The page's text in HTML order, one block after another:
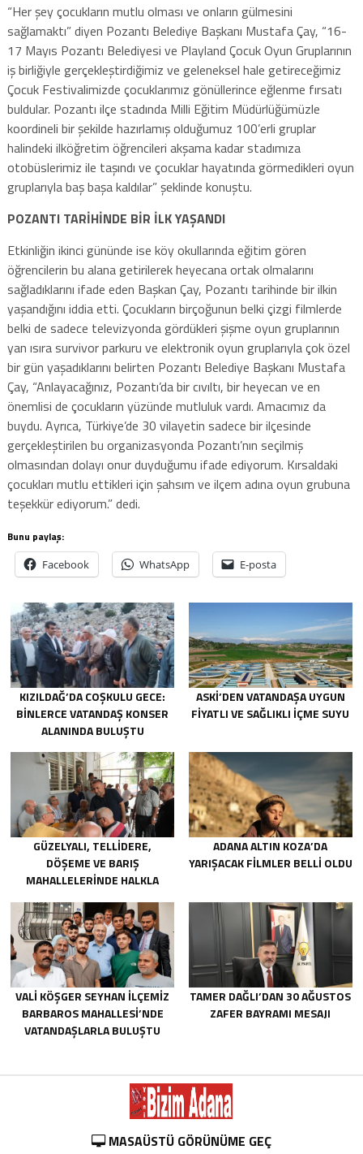
“Her şey çocukların mutlu olması ve onların gülmesini
sağlamaktı” diyen Pozantı Belediye Başkanı Mustafa Çay, “16-
17 Mayıs Pozantı Belediyesi ve Playland Çocuk Oyun Gruplarının
iş birliğiyle gerçekleştirdiğimiz ve geleneksel hale getireceğimiz
Çocuk Festivalimizde çocuklarımız gönüllerince eğlenme fırsatı
buldular. Pozantı ilçe stadında Milli Eğitim Müdürlüğümüzle
koordineli bir şekilde hazırlamış olduğumuz 100’erli gruplar
halindeki ilköğretim öğrencileri akşama kadar stadımıza
otobüslerimiz ile taşındı ve çocuklar hayatında görmedikleri oyun
gruplarıyla baş başa kaldılar” şeklinde konuştu.
POZANTI TARİHİNDE BİR İLK YAŞANDI
Etkinliğin ikinci gününde ise köy okullarında eğitim gören
öğrencilerin bu alana getirilerek heyecana ortak olmalarını
sağladıklarını ifade eden Başkan Çay, Pozantı tarihinde bir ilkin
yaşandığını iddia etti. Çocukların birçoğunun belki çizgi filmlerde
belki de sadece televizyonda gördükleri şişme oyun gruplarının
yan ısıra survivor parkuru ve elektronik oyun gruplarıyla çok özel
bir gün yaşadıklarını belirten Pozantı Belediye Başkanı Mustafa
Çay, “Anlayacağınız, Pozantı’da bir cıvıltı, bir heyecan ve en
önemlisi de çocukların yüzünde mutluluk vardı. Amacımız da
buydu. Ayrıca, Türkiye’de 30 vilayetin sadece bir ilçesinde
gerçekleştirilen bu organizasyonda Pozantı’nın seçilmiş
olmasından dolayı onur duyduğumu ifade ediyorum. Kırsaldaki
çocukları mutlu ettikleri için şahsım ve ilçem adına oyun grubuna
teşekkür ediyorum.” dedi.
Bunu paylaş:
Facebook WhatsApp E-posta
KIZILDAĞ’DA COŞKULU GECE:
BINLERCE VATANDAŞ KONSER
ALANINDA BULUŞTU
ASKİ’DEN VATANDAŞA UYGUN
FIYATLI VE SAĞLIKLI IÇME SUYU
GÜZELYALI, TELLIDERE,
DÖŞEME VE BARIŞ
MAHALLELERINDE HALKLA
ADANA ALTIN KOZA’DA
YARIŞACAK FILMLER BELLI OLDU
VALİ KÖŞGER SEYHAN İLÇEMİZ
BARBAROS MAHALLESİ’NDE
VATANDAŞLARLA BULUŞTU
TAMER DAĞLI’DAN 30 AĞUSTOS
ZAFER BAYRAMI MESAJI
MASAÜSTÜ GÖRÜNÜME GEÇ